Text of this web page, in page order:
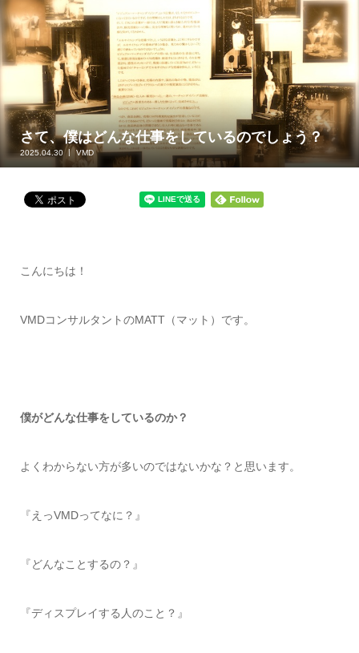
さて、僕はどんな仕事をしているのでしょう？
2025.04.30 VMD
こんにちは！
VMDコンサルタントのMATT（マット）です。
僕がどんな仕事をしているのか？
よくわからない方が多いのではないかな？と思います。
『えっVMDってなに？』
『どんなことするの？』
『ディスプレイする人のこと？』